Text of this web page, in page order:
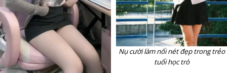
Nụ cười làm nổi nét đẹp trong trẻo
tuổi học trò